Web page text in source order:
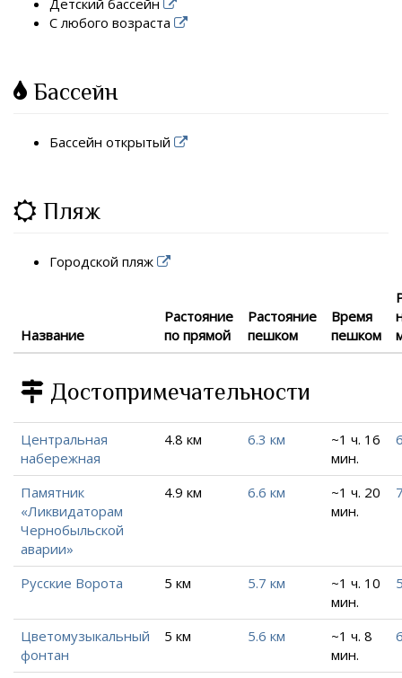
Детский бассейн
С любого возраста
Бассейн
Бассейн открытый
Пляж
Городской пляж
Название
Растояние
по прямой
Растояние
пешком
Время
пешком
Достопримечательности
Центральная
набережная
4.8 км 6.3 км
~1 ч. 16
мин.
Памятник
«Ликвидаторам
Чернобыльской
аварии»
4.9 км 6.6 км
~1 ч. 20
мин.
Русские Ворота 5 км 5.7 км
~1 ч. 10
мин.
Цветомузыкальный
фонтан
5 км 5.6 км
~1 ч. 8
мин.